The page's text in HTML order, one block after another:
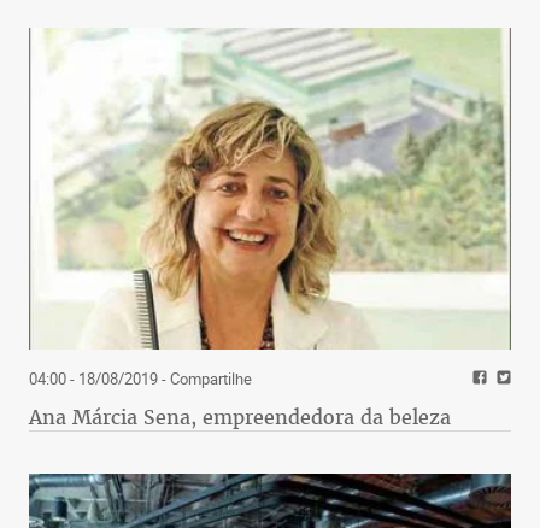
04:00 - 18/08/2019- Compartilhe
Ana Márcia Sena, empreendedora da beleza